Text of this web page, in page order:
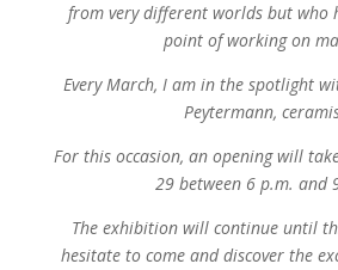
from very different worlds but who
point of working on
Every March, I am in the spotlight
Peytermann,
For this occasion, an opening will
29 between 6 p.m. and
The exhibition will continue until
hesitate to come and discover the